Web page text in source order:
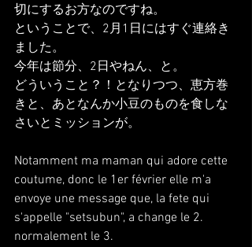
切にするお方なのですね。
ということで、2月1日にはすぐ連絡き
ました。
今年は節分、2日やねん、と。
どういうこと？！となりつつ、恵方巻
きと、あとなんか小豆のものを食しな
さいとミッションが。
Notamment ma maman qui adore cette
coutume, donc le 1er février elle m'a
envoye une message que, la fete qui
s'appelle "setsubun", a change le 2.
normalement le 3.